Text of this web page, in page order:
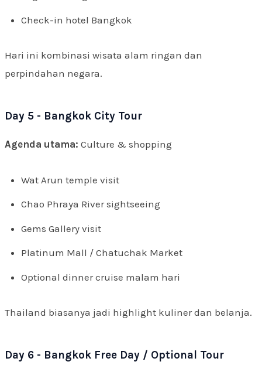
Check-in hotel Bangkok
Hari ini kombinasi wisata alam ringan dan
perpindahan negara.
Day 5 - Bangkok City Tour
Agenda utama: Culture & shopping
Wat Arun temple visit
Chao Phraya River sightseeing
Gems Gallery visit
Platinum Mall / Chatuchak Market
Optional dinner cruise malam hari
Thailand biasanya jadi highlight kuliner dan belanja.
Day 6 - Bangkok Free Day / Optional Tour